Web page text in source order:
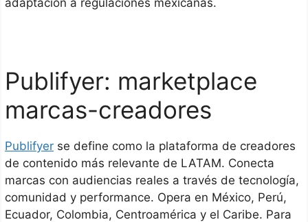
Publifyer: marketplace
marcas-creadores
Publifyer se define como la plataforma de creadores
de contenido más relevante de LATAM. Conecta
marcas con audiencias reales a través de tecnología,
comunidad y performance. Opera en México, Perú,
Ecuador, Colombia, Centroamérica y el Caribe. Para